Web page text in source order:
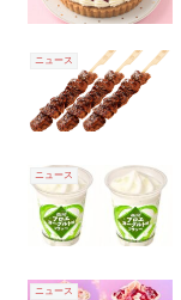
ニュース
ニュース
ニュース